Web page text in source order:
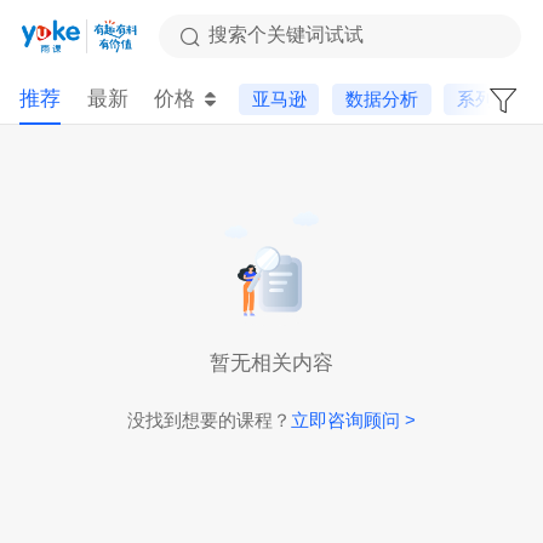
搜索个关键词试试
推荐 最新 价格 亚马逊 数据分析 系列课
暂无相关内容
没找到想要的课程？ 立即咨询顾问 >